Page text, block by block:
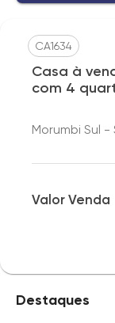
CA1634
Casa à
com 4
Morumbi Sul -
Valor Venda
Destaques